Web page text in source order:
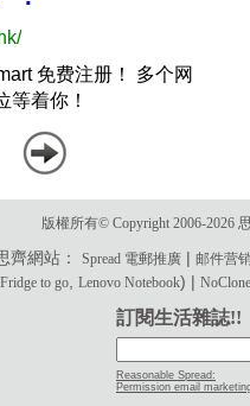
版權所有© Copyright 2006-2026
齊網站：Spread 電郵推廣 |邮件营
Fridge to go ,Lenovo Notebook) |